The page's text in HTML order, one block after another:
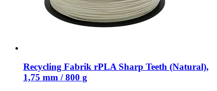
Recycling Fabrik rPLA Sharp Teeth (Natural),
1,75 mm / 800 g